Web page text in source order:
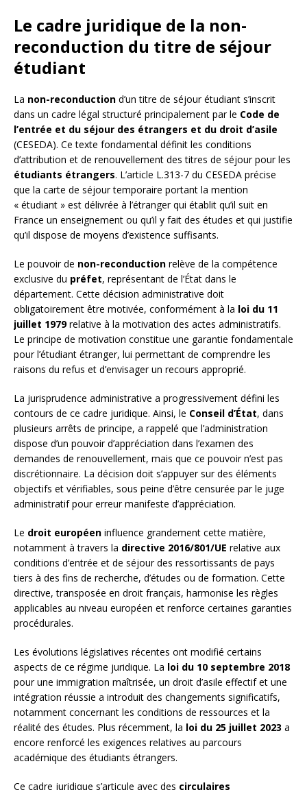
Le cadre juridique de la non-
reconduction du titre de séjour
étudiant
La non-reconduction d’un titre de séjour étudiant s’inscrit
dans un cadre légal structuré principalement par le Code de
l’entrée et du séjour des étrangers et du droit d’asile
(CESEDA). Ce texte fondamental définit les conditions
d’attribution et de renouvellement des titres de séjour pour les
étudiants étrangers. L’article L.313-7 du CESEDA précise
que la carte de séjour temporaire portant la mention
« étudiant » est délivrée à l’étranger qui établit qu’il suit en
France un enseignement ou qu’il y fait des études et qui justifie
qu’il dispose de moyens d’existence suffisants.
Le pouvoir de non-reconduction relève de la compétence
exclusive du préfet, représentant de l’État dans le
département. Cette décision administrative doit
obligatoirement être motivée, conformément à la loi du 11
juillet 1979relative à la motivation des actes administratifs.
Le principe de motivation constitue une garantie fondamentale
pour l’étudiant étranger, lui permettant de comprendre les
raisons du refus et d’envisager un recours approprié.
La jurisprudence administrative a progressivement défini les
contours de ce cadre juridique. Ainsi, le Conseil d’État, dans
plusieurs arrêts de principe, a rappelé que l’administration
dispose d’un pouvoir d’appréciation dans l’examen des
demandes de renouvellement, mais que ce pouvoir n’est pas
discrétionnaire. La décision doit s’appuyer sur des éléments
objectifs et vérifiables, sous peine d’être censurée par le juge
administratif pour erreur manifeste d’appréciation.
Le droit européen influence grandement cette matière,
notamment à travers la directive 2016/801/UE relative aux
conditions d’entrée et de séjour des ressortissants de pays
tiers à des fins de recherche, d’études ou de formation. Cette
directive, transposée en droit français, harmonise les règles
applicables au niveau européen et renforce certaines garanties
procédurales.
Les évolutions législatives récentes ont modifié certains
aspects de ce régime juridique. La loi du 10 septembre 2018
pour une immigration maîtrisée, un droit d’asile effectif et une
intégration réussie a introduit des changements significatifs,
notamment concernant les conditions de ressources et la
réalité des études. Plus récemment, la loi du 25 juillet 2023 a
encore renforcé les exigences relatives au parcours
académique des étudiants étrangers.
Ce cadre juridique s’articule avec des circulaires